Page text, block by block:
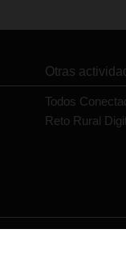
Otras
Todos
Reto Rural